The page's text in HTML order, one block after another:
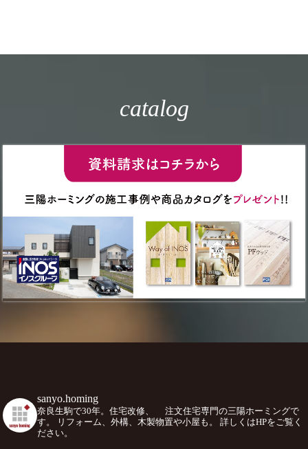
catalog
sanyo.homing
奈良生駒で30年。住宅改修、
注文住宅専門の三陽ホーミングで
す。
リフォーム、外構、木製物置や小屋も。
詳しくはHPをご覧く
ださい。